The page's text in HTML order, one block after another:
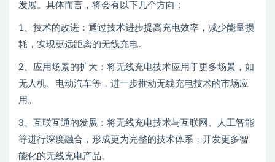
发展。具体而言，将会有以下几个方向：
1、技术的改进：通过技术进步提高充电效率，减少能量损
耗，实现更远距离的无线充电。
2、应用场景的扩大：将无线充电技术应用于更多场景，如
无人机、电动汽车等，进一步推动无线充电技术的市场应
用。
3、互联互通的发展：将无线充电技术与互联网、人工智能
等进行深度融合，形成更为完整的技术体系，开发更多智
能化的无线充电产品。